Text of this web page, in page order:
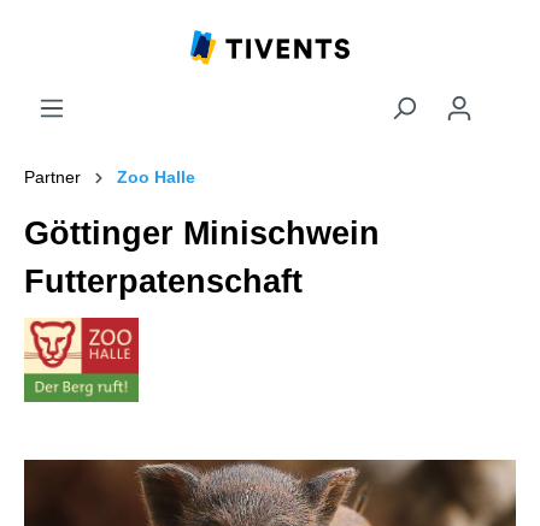
Partner Zoo Halle
Göttinger Minischwein
Futterpatenschaft